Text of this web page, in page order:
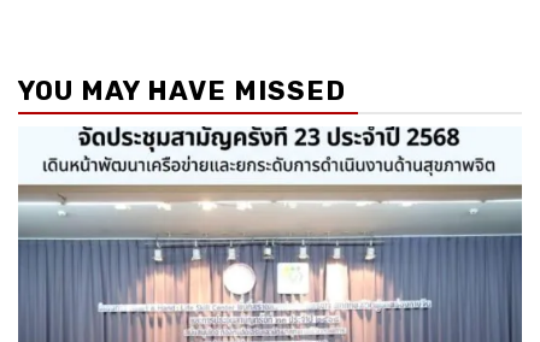
YOU MAY HAVE MISSED